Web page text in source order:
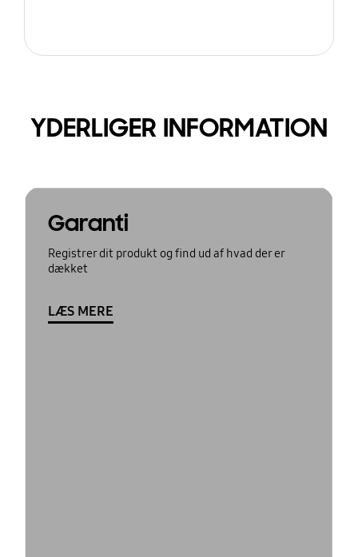
YDERLIGER INFORMATION
Garanti
Registrer dit produkt og find ud af hvad der er
dækket
LÆS MERE